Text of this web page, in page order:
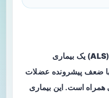
ALS) یک بیماری
ضعف پیشرونده عضلات
همراه است. این بیماری